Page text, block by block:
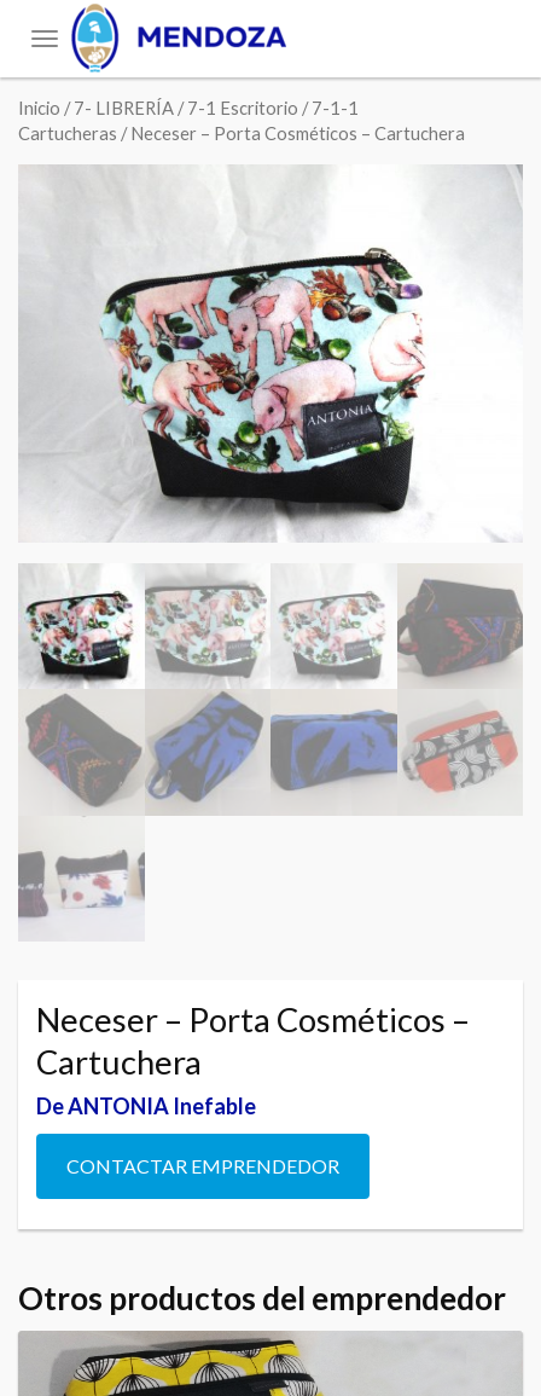
Toggle
navigation
Inicio /7- LIBRERÍA /7-1 Escritorio /7-1-1
Cartucheras / Neceser – Porta Cosméticos – Cartuchera
Neceser – Porta Cosméticos –
Cartuchera
De ANTONIA Inefable
CONTACTAR EMPRENDEDOR
Otros productos del emprendedor